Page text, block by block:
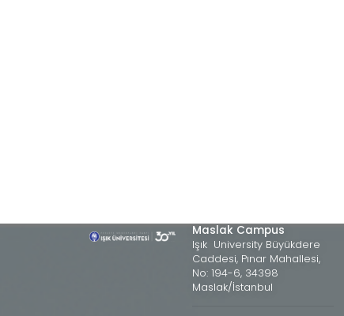
Maslak Campus
Işık University Büyükdere
Caddesi, Pınar Mahallesi,
No: 194-6, 34398
Maslak/İstanbul